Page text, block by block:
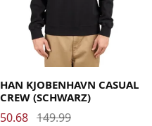
Medium SmallX-Large
HAN KJOBENHAVN CASUAL
CREW (SCHWARZ)
50.68 149.99